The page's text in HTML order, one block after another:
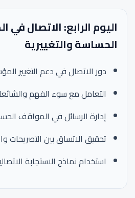
اليوم الرابع: الاتصال في
الحساسة والتغييرية
دور الاتصال في دعم التغيير
التعامل مع سوء الفهم
إدارة الرسائل في المواقف
تحقيق الاتساق بين
استخدام نماذج الاستجابة